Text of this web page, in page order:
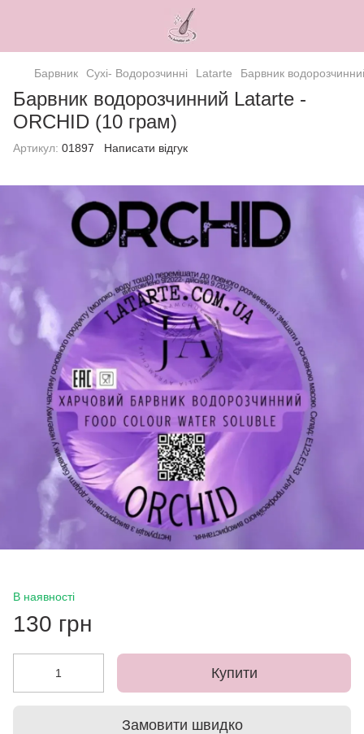
Барвник Сухі- Водорозчинні Latarte Барвник
Барвник водорозчинний Latarte -
ORCHID (10 грам)
Артикул: 01897 Написати відгук
В наявності
130 грн
Купити
Замовити швидко